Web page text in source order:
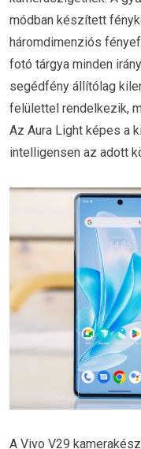
módban készített
háromdimenziós
fotó tárgya minden
segédfény állítólag
felülettel rendelkezik,
Az Aura Light képes a
intelligensen az adott
A Vivo V29